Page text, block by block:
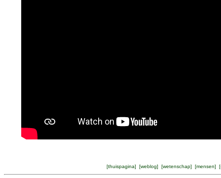
[thuispagina] [weblog] [wetenschap] [mensen] [